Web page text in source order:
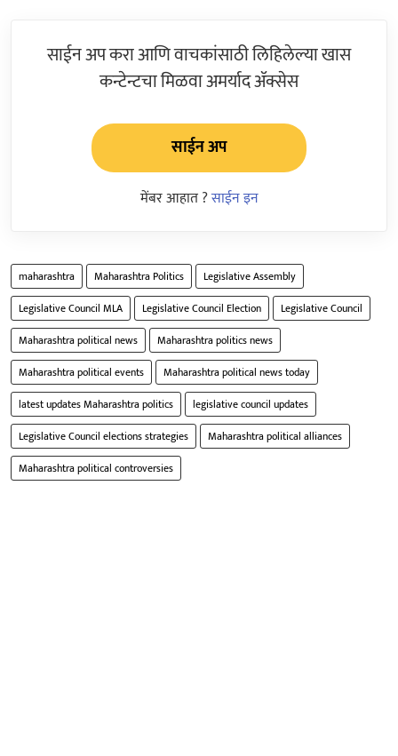
साईन अप करा आणि वाचकांसाठी लिहिलेल्या खास
कन्टेन्टचा मिळवा अमर्याद ॲक्सेस
साईन अप
मेंबर आहात ?साईन इन
maharashtra Maharashtra Politics
Legislative Assembly
Legislative Council MLA
Legislative Council Election
Legislative Council
Maharashtra political news
Maharashtra politics news
Maharashtra political events
Maharashtra political news today
latest updates Maharashtra politics
legislative council updates
Legislative Council elections strategies
Maharashtra political alliances
Maharashtra political controversies